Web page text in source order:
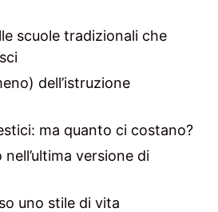
scuole tradizionali che
dell’istruzione
ma quanto ci costano?
nell’ultima versione di
uno stile di vita